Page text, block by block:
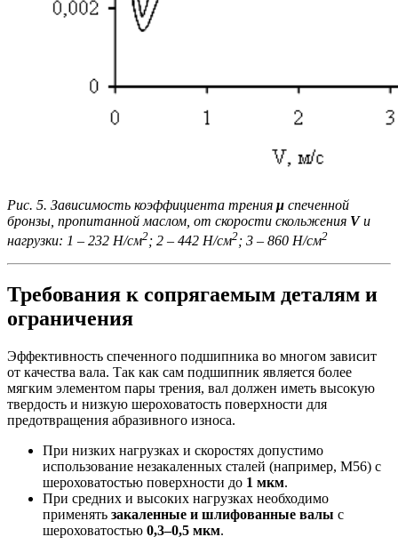
Рис. 5. Зависимость коэффициента трения μ спеченной
бронзы, пропитанной маслом, от скорости скольжения Vи
нагрузки: 1 – 232 Н/см2; 2 – 442 Н/см2; 3 – 860 Н/см2
Требования к сопрягаемым деталям и
ограничения
Эффективность спеченного подшипника во многом зависит
от качества вала. Так как сам подшипник является более
мягким элементом пары трения, вал должен иметь высокую
твердость и низкую шероховатость поверхности для
предотвращения абразивного износа.
При низких нагрузках и скоростях допустимо
использование незакаленных сталей (например, М56) с
шероховатостью поверхности до 1 мкм.
При средних и высоких нагрузках необходимо
применять закаленные и шлифованные валы с
шероховатостью 0,3–0,5 мкм.